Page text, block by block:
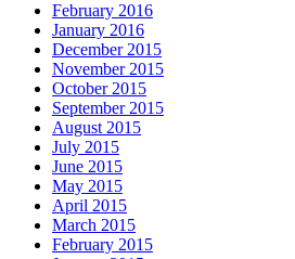
February 2016
January 2016
December 2015
November 2015
October 2015
September 2015
August 2015
July 2015
June 2015
May 2015
April 2015
March 2015
February 2015